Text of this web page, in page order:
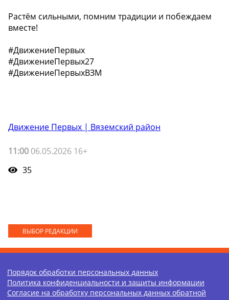
Растём сильными, помним традиции и побеждаем
вместе!
#ДвижениеПервых
#ДвижениеПервых27
#ДвижениеПервыхВЗМ
Движение Первых | Вяземский район
11:00 06.05.2026 16+
35
ВЫБОР РЕДАКЦИИ
Порядок обработки персональных данных
Политика конфиденциальности и защиты информации
Согласие на обработку персональных данных обратной